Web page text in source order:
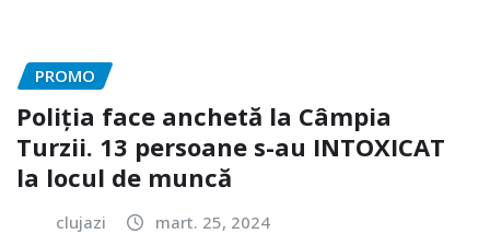
PROMO
Poliția face anchetă la Câmpia
Turzii. 13 persoane s-au INTOXICAT
la locul de muncă
clujazi mart. 25, 2024